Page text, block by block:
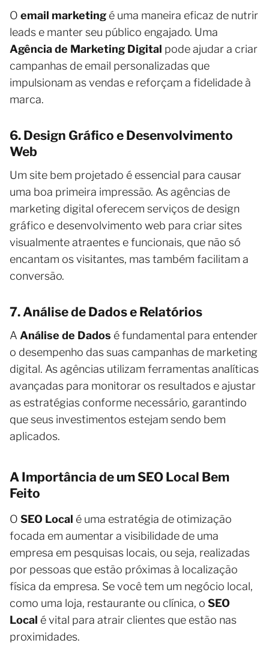
O email marketing é uma maneira eficaz de nutrir
leads e manter seu público engajado. Uma
Agência de Marketing Digital pode ajudar a criar
campanhas de email personalizadas que
impulsionam as vendas e reforçam a fidelidade à
marca.
6. Design Gráfico e Desenvolvimento
Web
Um site bem projetado é essencial para causar
uma boa primeira impressão. As agências de
marketing digital oferecem serviços de design
gráfico e desenvolvimento web para criar sites
visualmente atraentes e funcionais, que não só
encantam os visitantes, mas também facilitam a
conversão.
7. Análise de Dados e Relatórios
A Análise de Dados é fundamental para entender
o desempenho das suas campanhas de marketing
digital. As agências utilizam ferramentas analíticas
avançadas para monitorar os resultados e ajustar
as estratégias conforme necessário, garantindo
que seus investimentos estejam sendo bem
aplicados.
A Importância de um SEO Local Bem
Feito
O SEO Local é uma estratégia de otimização
focada em aumentar a visibilidade de uma
empresa em pesquisas locais, ou seja, realizadas
por pessoas que estão próximas à localização
física da empresa. Se você tem um negócio local,
como uma loja, restaurante ou clínica, o SEO
Local é vital para atrair clientes que estão nas
proximidades.